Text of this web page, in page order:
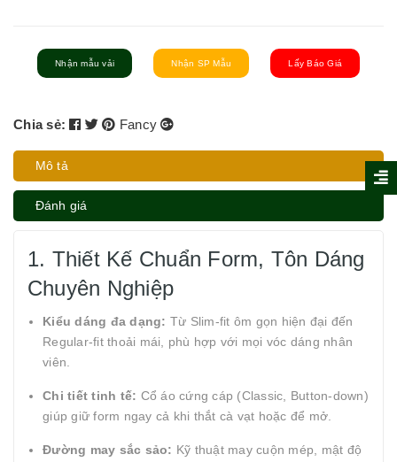
Nhận mẫu vải Nhận SP Mẫu Lấy Báo Giá
Chia sẻ: Fancy
Mô tả
Đánh giá
1. Thiết Kế Chuẩn Form, Tôn Dáng
Chuyên Nghiệp
Kiểu dáng đa dạng: Từ Slim-fit ôm gọn hiện đại đến
Regular-fit thoải mái, phù hợp với mọi vóc dáng nhân
viên.
Chi tiết tinh tế: Cổ áo cứng cáp (Classic, Button-down)
giúp giữ form ngay cả khi thắt cà vạt hoặc để mở.
Đường may sắc sảo: Kỹ thuật may cuộn mép, mật độ